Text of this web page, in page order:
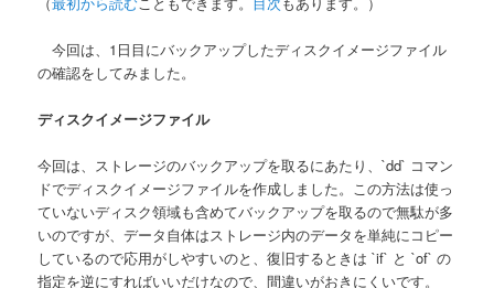
今回は、1日目にバックアップしたディスクイメージファイル
の確認をしてみました。
ディスクイメージファイル
今回は、ストレージのバックアップを取るにあたり、`dd` コマン
ドでディスクイメージファイルを作成しました。この方法は使っ
ていないディスク領域も含めてバックアップを取るので無駄が多
いのですが、データ自体はストレージ内のデータを単純にコピー
しているので応用がしやすいのと、復旧するときは `if` と `of` の
指定を逆にすればいいだけなので、間違いがおきにくいです。